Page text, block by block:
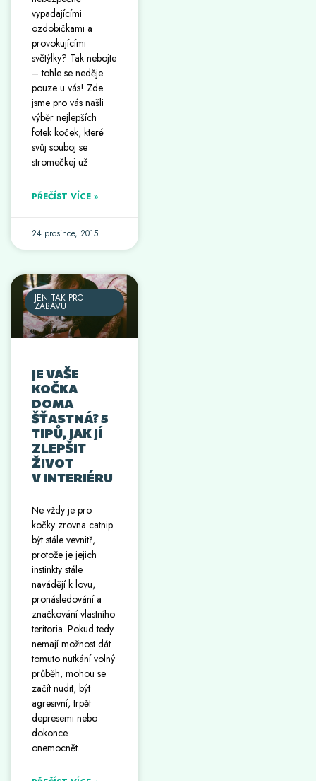
vypadajícími
ozdobičkami a
provokujícími
světýlky? Tak nebojte
– tohle se neděje
pouze u vás! Zde
jsme pro vás našli
výběr nejlepších
fotek koček, které
svůj souboj se
stromečkej už
PŘEČÍST VÍCE »
24 prosince, 2015
JEN TAK PRO
ZÁBAVU
JE VAŠE
KOČKA
DOMA
ŠŤASTNÁ? 5
TIPŮ, JAK JÍ
ZLEPŠIT
ŽIVOT
V INTERIÉRU
Ne vždy je pro
kočky zrovna catnip
být stále vevnitř,
protože je jejich
instinkty stále
navádějí k lovu,
pronásledování a
značkování vlastního
teritoria. Pokud tedy
nemají možnost dát
tomuto nutkání volný
průběh, mohou se
začít nudit, být
agresivní, trpět
depresemi nebo
dokonce
onemocnět.